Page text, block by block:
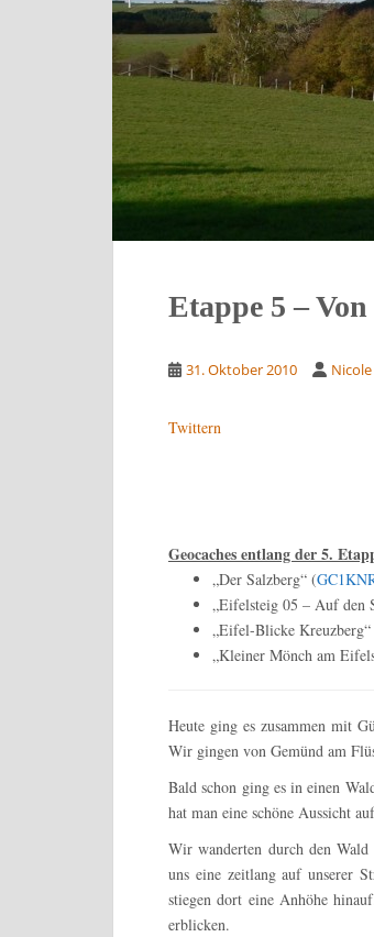
Etappe 5 –
31. Oktober 2010 Nicole
Twittern
Geocaches entlang der 5.
„Der Salzberg“ (
„Eifelsteig 05 – Auf den
„Eifel-Blicke Kreuzberg“
„Kleiner Mönch am
Heute ging es zusammen mit
Wir gingen von Gemünd am
Bald schon ging es in einen
hat man eine schöne Aussicht
Wir wanderten durch den
uns eine zeitlang auf unserer
stiegen dort eine Anhöhe
erblicken.